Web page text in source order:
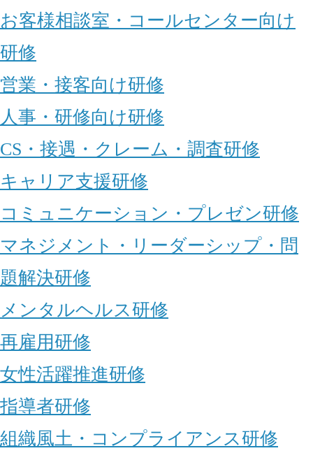
お客様相談室・コールセンター向け
研修
営業・接客向け研修
人事・研修向け研修
CS・接遇・クレーム・調査研修
キャリア支援研修
コミュニケーション・プレゼン研修
マネジメント・リーダーシップ・問
題解決研修
メンタルヘルス研修
再雇用研修
女性活躍推進研修
指導者研修
組織風土・コンプライアンス研修